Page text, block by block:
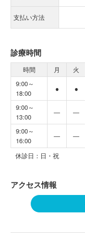
支払い方法
診療時間
時間 月 火
9:00～
18:00
● ●
9:00～
13:00
― ―
9:00～
16:00
― ―
休診日：日・祝
アクセス情報